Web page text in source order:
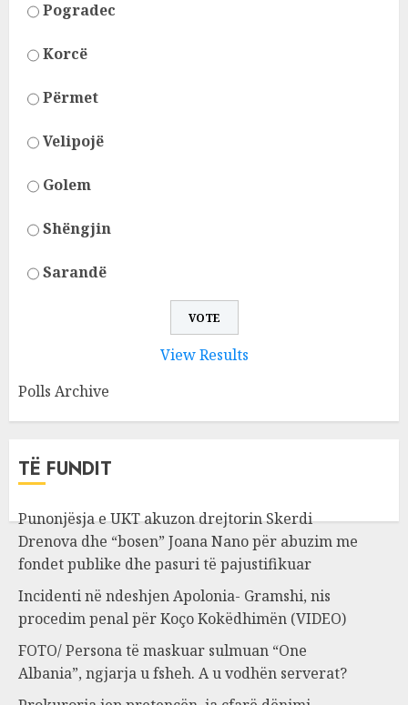
Pogradec
Korcë
Përmet
Velipojë
Golem
Shëngjin
Sarandë
View Results
Polls Archive
TË FUNDIT
Punonjësja e UKT akuzon drejtorin Skerdi
Drenova dhe “bosen” Joana Nano për abuzim me
fondet publike dhe pasuri të pajustifikuar
Incidenti në ndeshjen Apolonia- Gramshi, nis
procedim penal për Koço Kokëdhimën (VIDEO)
FOTO/ Persona të maskuar sulmuan “One
Albania”, ngjarja u fsheh. A u vodhën serverat?